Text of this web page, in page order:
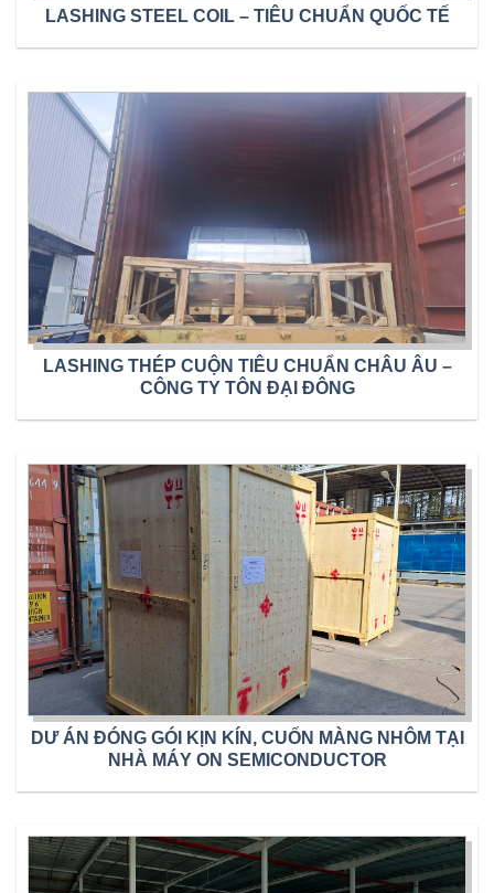
LASHING STEEL COIL – TIÊU CHUẨN QUỐC TẾ
LASHING THÉP CUỘN TIÊU CHUẨN CHÂU ÂU –
CÔNG TY TÔN ĐẠI ĐÔNG
DƯ ÁN ĐÓNG GÓI KỊN KÍN, CUỐN MÀNG NHÔM TẠI
NHÀ MÁY ON SEMICONDUCTOR